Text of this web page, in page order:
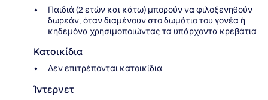
Παιδιά (2 ετών και κάτω) μπορούν να φιλοξενηθούν
δωρεάν, όταν διαμένουν στο δωμάτιο του γονέα ή
κηδεμόνα χρησιμοποιώντας τα υπάρχοντα κρεβάτια
Κατοικίδια
Δεν επιτρέπονται κατοικίδια
Ίντερνετ